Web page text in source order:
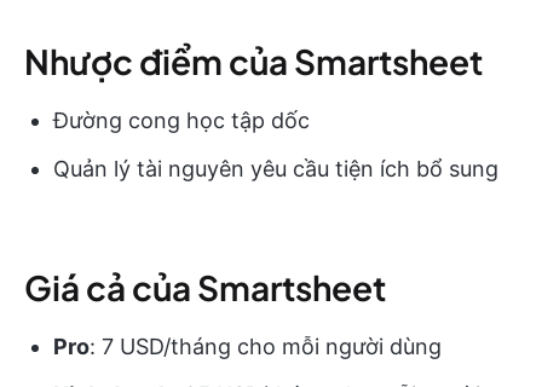
Nhược điểm của Smartsheet
Đường cong học tập dốc
Quản lý tài nguyên yêu cầu tiện ích bổ sung
Giá cả của Smartsheet
Pro: 7 USD/tháng cho mỗi người dùng